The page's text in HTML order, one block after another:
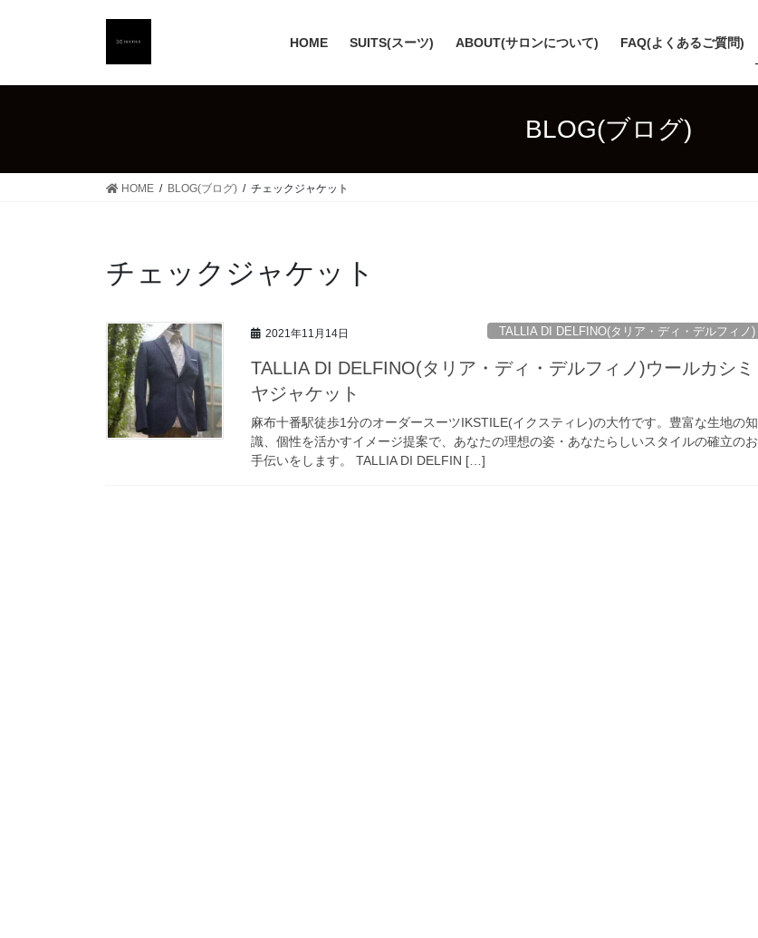
HOME SUITS(スーツ) ABOUT(サロンについて) FAQ(よくあるご質問)
BLOG(ブログ)
HOME BLOG(ブログ) チェックジャケット
チェックジャケット
2021年11月14日 TALLIA DI DELFINO(タリア・ディ・デルフィノ)
TALLIA DI DELFINO(タリア・ディ・デルフィノ)ウールカシミ
ヤジャケット
麻布十番駅徒歩1分のオーダースーツIKSTILE(イクスティレ)の大竹です。豊富な生地の知
識、個性を活かすイメージ提案で、あなたの理想の姿・あなたらしいスタイルの確立のお
手伝いをします。 TALLIA DI DELFIN […]